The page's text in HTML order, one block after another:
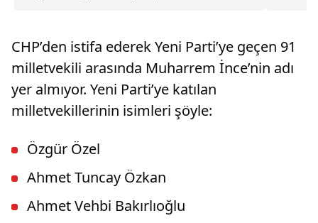
siyasi bir parti kurma süreci hakkındaki
araştırmaları artırdı.
CHP’den istifa ederek Yeni Parti’ye geçen 91
milletvekili arasında Muharrem İnce’nin adı
yer almıyor. Yeni Parti’ye katılan
milletvekillerinin isimleri şöyle:
Özgür Özel
Ahmet Tuncay Özkan
Ahmet Vehbi Bakırlıoğlu